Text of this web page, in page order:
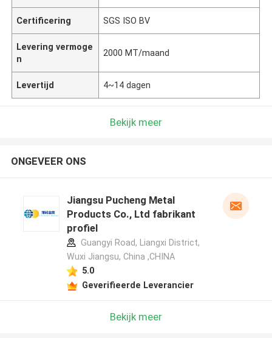
Certificering SGS ISO BV
Levering vermoge
n
2000 MT/maand
Levertijd 4~14 dagen
Bekijk meer
ONGEVEER ONS
Jiangsu Pucheng Metal
Products Co., Ltd fabrikant
profiel
Guangyi Road, Liangxi District,
Wuxi Jiangsu, China ,CHINA
5.0
Geverifieerde Leverancier
Bekijk meer